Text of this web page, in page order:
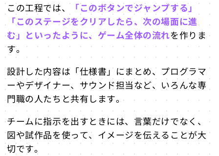
この工程では、 「このボタンでジャンプする」
「このステージをクリアしたら、次の場面に進
む」といったように、ゲーム全体の流れを作りま
す。
設計した内容は「仕様書」にまとめ、プログラマ
ーやデザイナー、サウンド担当など、いろんな専
門職の人たちと共有します。
チームに指示を出すときには、言葉だけでなく、
図や試作品を使って、イメージを伝えることが大
切です。